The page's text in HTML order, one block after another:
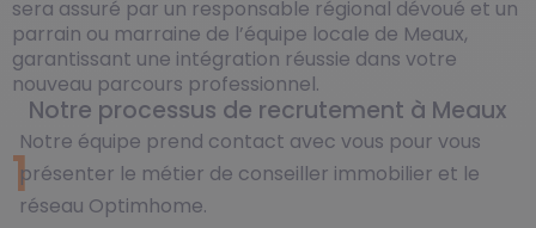
sera assuré par un responsable régional dévoué et un
parrain ou marraine de l’équipe locale de Meaux,
garantissant une intégration réussie dans votre
nouveau parcours professionnel.
Notre processus de recrutement à Meaux
1Notre équipe prend contact avec vous pour vous
présenter le métier de conseiller immobilier et le
réseau Optimhome.